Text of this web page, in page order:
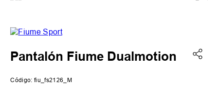
Pantalón Fiume Dualmotion
Código: fiu_fs2126_M